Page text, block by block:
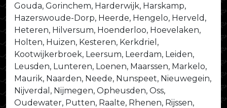
Gouda, Gorinchem, Harderwijk, Harskamp,
Hazerswoude-Dorp, Heerde, Hengelo, Herveld,
Heteren, Hilversum, Hoenderloo, Hoevelaken,
Holten, Huizen, Kesteren, Kerkdriel,
Kootwijkerbroek, Leersum, Leerdam, Leiden,
Leusden, Lunteren, Loenen, Maarssen, Markelo,
Maurik, Naarden, Neede, Nunspeet, Nieuwegein,
Nijverdal, Nijmegen, Opheusden, Oss,
Oudewater, Putten, Raalte, Rhenen, Rijssen,